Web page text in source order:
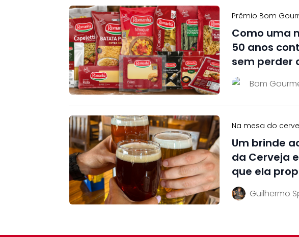
Prêmio Bom
Como uma
50 anos
sem perder
Bom
Na mesa do
Um brinde
da Cerveja
que ela
Guilhermo